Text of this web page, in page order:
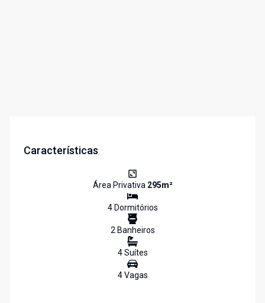
Características
Área Privativa 295m²
4Dormitórios
2Banheiros
4Suítes
4Vagas